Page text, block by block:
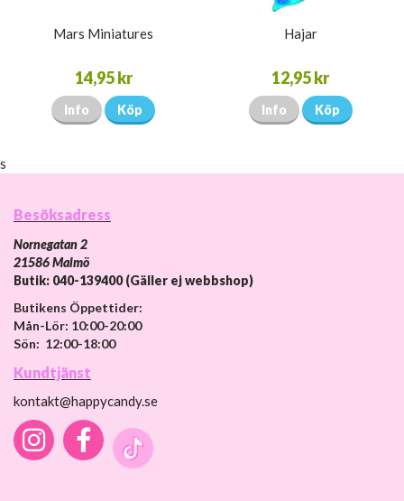
Mars Miniatures
14,95 kr
Info Köp
Hajar
12,95 kr
Info Köp
s
Besöksadress
Nornegatan 2
21586 Malmö
Butik: 040-139400 (Gäller ej webbshop)
Butikens Öppettider:
Mån-Lör: 10:00-20:00
Sön: 12:00-18:00
Kundtjänst
kontakt@happycandy.se